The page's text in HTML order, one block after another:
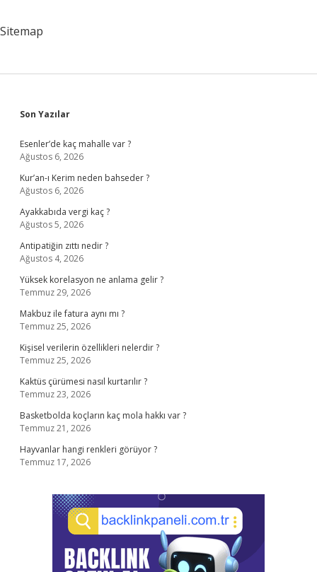
Sitemap
Sidebar
Son Yazılar
Esenler’de kaç mahalle var ?
Ağustos 6, 2026
Kur’an-ı Kerim neden bahseder ?
Ağustos 6, 2026
Ayakkabıda vergi kaç ?
Ağustos 5, 2026
Antipatiğin zıttı nedir ?
Ağustos 4, 2026
Yüksek korelasyon ne anlama gelir ?
Temmuz 29, 2026
Makbuz ile fatura aynı mı ?
Temmuz 25, 2026
Kişisel verilerin özellikleri nelerdir ?
Temmuz 25, 2026
Kaktüs çürümesi nasıl kurtarılır ?
Temmuz 23, 2026
Basketbolda koçların kaç mola hakkı var ?
Temmuz 21, 2026
Hayvanlar hangi renkleri görüyor ?
Temmuz 17, 2026